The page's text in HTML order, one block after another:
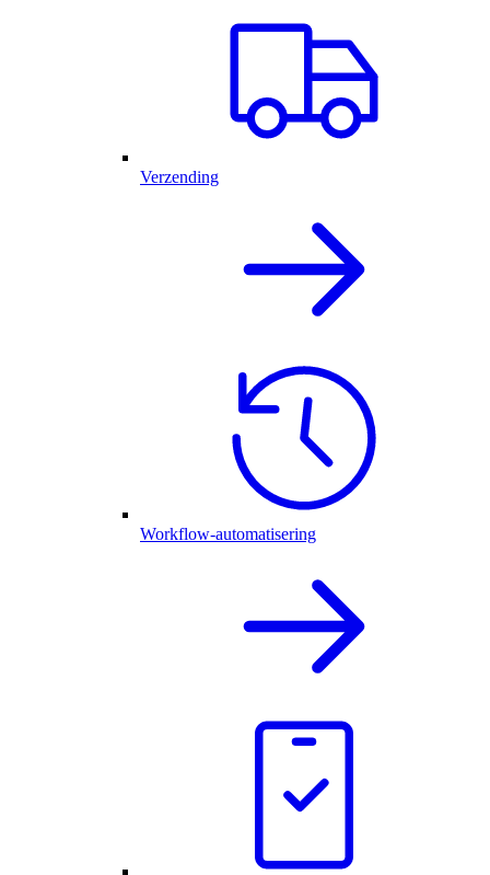
Verzending
Workflow-automatisering